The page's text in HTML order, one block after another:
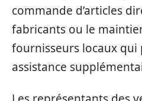
commande d’articles
fabricants ou le
fournisseurs locaux
assistance